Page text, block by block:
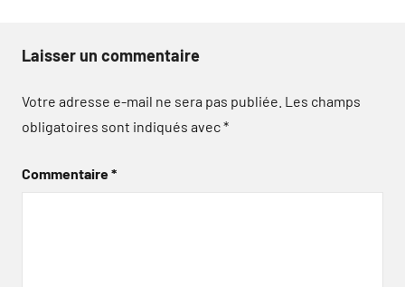
Laisser un commentaire
Votre adresse e-mail ne sera pas publiée. Les champs
obligatoires sont indiqués avec*
Commentaire*